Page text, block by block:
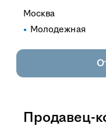
Москва
Молодежная
Продавец-